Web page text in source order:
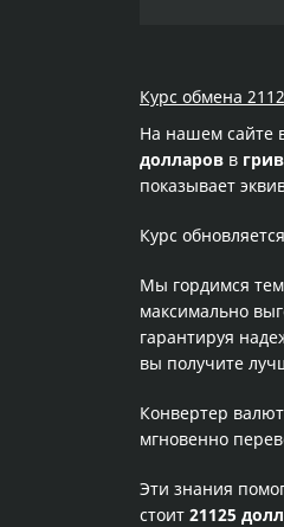
Курс обмена
На нашем сайте
долларов в
показывает
Курс
Мы гордимся
максимально
гарантируя
вы получите
Конвертер
мгновенно
Эти знания
стоит 21125